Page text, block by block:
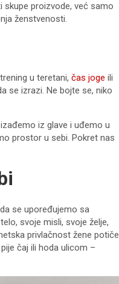
skupe proizvode, već samo
ženstvenosti.
u teretani, čas joge ili
se izrazi. Ne bojte se, niko
iz glave i uđemo u
prostor u sebi. Pokret nas
se upoređujemo sa
svoje misli, svoje želje,
privlačnost žene potiče
čaj ili hoda ulicom –